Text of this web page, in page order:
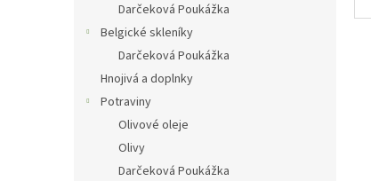
Darčeková Poukážka
Belgické skleníky
Darčeková Poukážka
Hnojivá a doplnky
Potraviny
Olivové oleje
Olivy
Darčeková Poukážka